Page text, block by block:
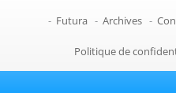
- Futura - Archives -
Politique de